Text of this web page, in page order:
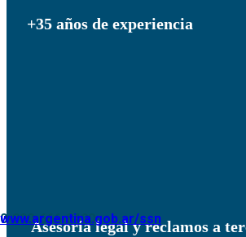
+35 años de experiencia
Asesoría legal y reclamos a
0-800-666-8400
www.argentina.gob.ar/ssn